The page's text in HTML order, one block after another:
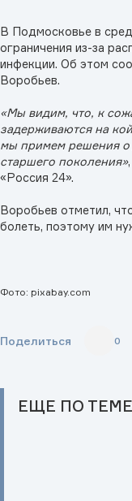
В Подмосковье в
ограничения из-за
инфекции. Об этом
Воробьев.
«Мы видим, что, к
задерживаются на
мы примем решения о
старшего поколения»
«Россия 24».
Воробьев отметил,
болеть, поэтому им
Фото: pixabay.com
Поделиться 0
ЕЩЕ ПО ТЕМЕ